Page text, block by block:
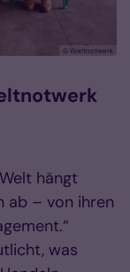
© Weltnotwerk
hängt
ab – von ihren
was